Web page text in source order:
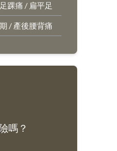
踝痛 / 扁平足
/ 產後腰背痛
嗎？